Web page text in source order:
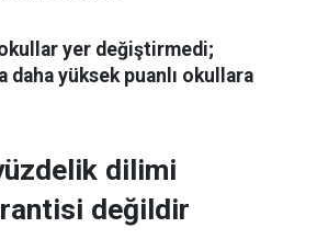
yer değiştirmedi;
yüksek puanlı okullara
dilimi
değildir